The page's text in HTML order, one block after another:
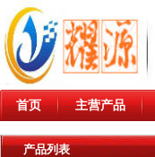
首页 主营产品
产品列表